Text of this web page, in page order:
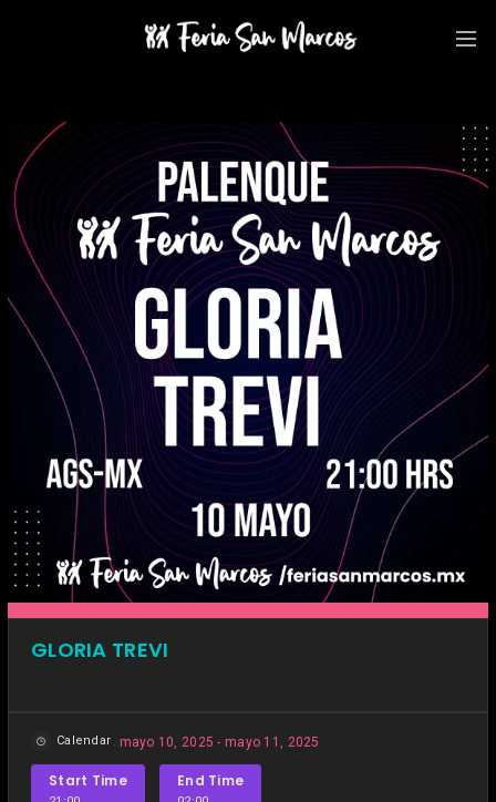
GLORIA TREVI
Calendar mayo 10, 2025 - mayo 11, 2025
Start Time End Time